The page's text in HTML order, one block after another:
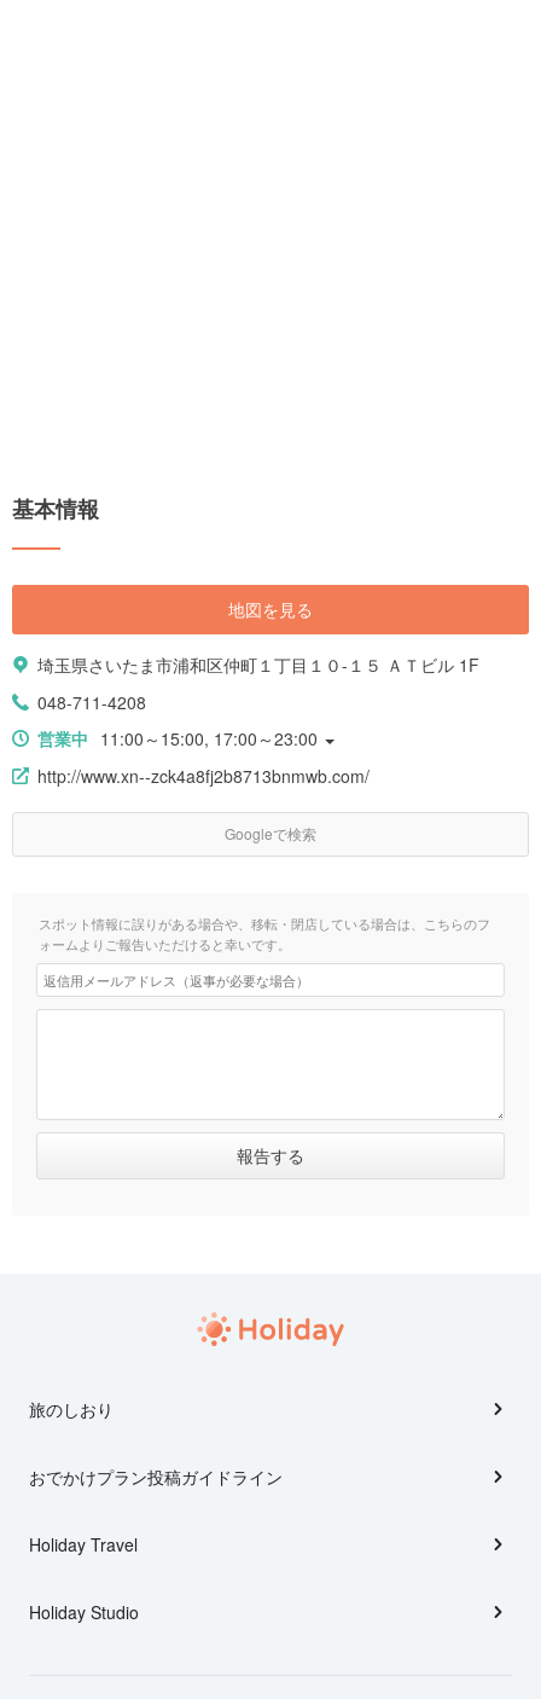
基本情報
地図を見る
埼玉県さいたま市浦和区仲町１丁目１０-１５ ＡＴビル 1F
048-711-4208
営業中 11:00～15:00, 17:00～23:00
http://www.xn--zck4a8fj2b8713bnmwb.com/
Googleで検索
スポット情報に誤りがある場合や、移転・閉店している場合は、こちらのフ
ォームよりご報告いただけると幸いです。
旅のしおり
おでかけプラン投稿ガイドライン
Holiday Travel
Holiday Studio